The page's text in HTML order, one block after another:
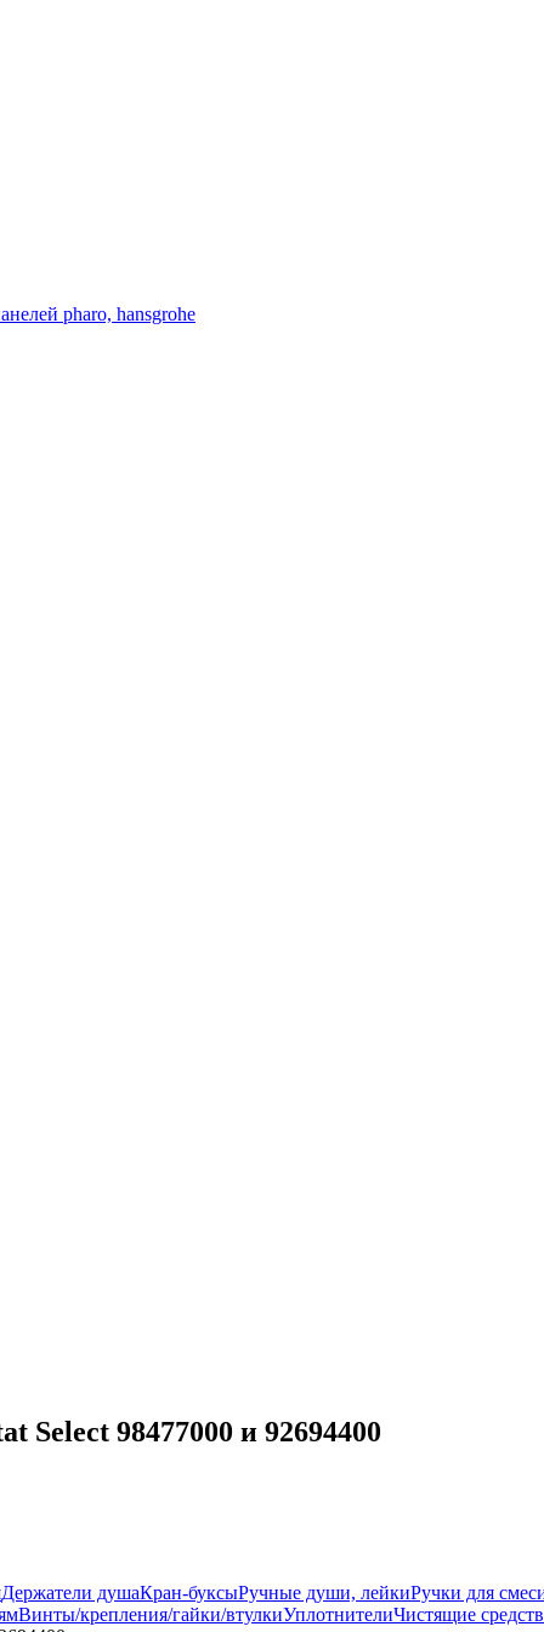
pharo, hansgrohe
Select 98477000 и 92694400
Держатели душаКран-буксыРучные души, лейкиРучки для
Винты/крепления/гайки/втулкиУплотнителиЧистящие